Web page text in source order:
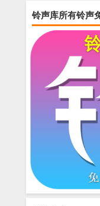
铃声库所有铃声